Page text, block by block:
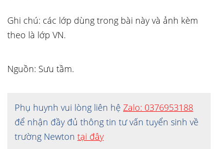
Ghi chú: các lớp dùng trong bài này và ảnh kèm
theo là lớp VN.
Nguồn: Sưu tầm.
Phụ huynh vui lòng liên hệ Zalo: 0376953188
để nhận đầy đủ thông tin tư vấn tuyển sinh về
trường Newton tại đây